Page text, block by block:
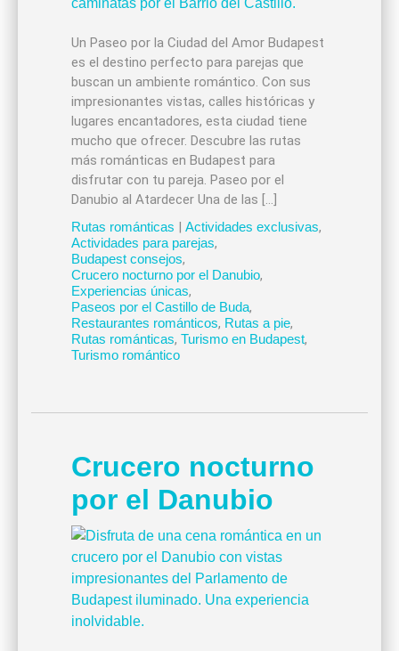
Un Paseo por la Ciudad del Amor Budapest
es el destino perfecto para parejas que
buscan un ambiente romántico. Con sus
impresionantes vistas, calles históricas y
lugares encantadores, esta ciudad tiene
mucho que ofrecer. Descubre las rutas
más románticas en Budapest para
disfrutar con tu pareja. Paseo por el
Danubio al Atardecer Una de las […]
Rutas románticas Actividades exclusivas,
Actividades para parejas,
Budapest consejos,
Crucero nocturno por el Danubio,
Experiencias únicas,
Paseos por el Castillo de Buda,
Restaurantes románticos, Rutas a pie,
Rutas románticas, Turismo en Budapest,
Turismo romántico
Crucero nocturno
por el Danubio